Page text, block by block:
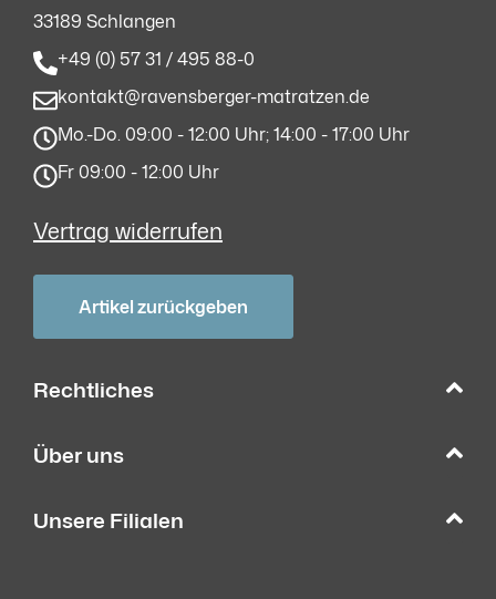
33189 Schlangen
+49 (0) 57 31 / 495 88-0
kontakt@ravensberger-matratzen.de
Mo.-Do. 09:00 - 12:00 Uhr; 14:00 - 17:00 Uhr
Fr 09:00 - 12:00 Uhr
Vertrag widerrufen
Artikel zurückgeben
Rechtliches
Über uns
Unsere Filialen